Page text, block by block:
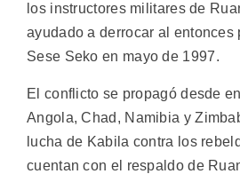
los instructores militares de
ayudado a derrocar al entonces
Sese Seko en mayo de 1997.
El conflicto se propagó desde
Angola, Chad, Namibia y
lucha de Kabila contra los
cuentan con el respaldo de